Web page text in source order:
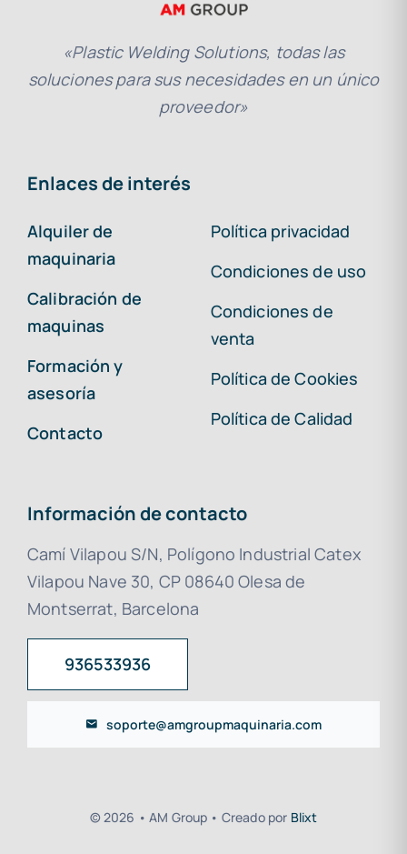
«Plastic Welding Solutions, todas las
soluciones para sus necesidades en un único
proveedor»
Enlaces de interés
Alquiler de
maquinaria
Calibración de
maquinas
Formación y
asesoría
Contacto
Política privacidad
Condiciones de uso
Condiciones de
venta
Política de Cookies
Política de Calidad
Información de contacto
Camí Vilapou S/N, Polígono Industrial Catex
Vilapou Nave 30, CP 08640 Olesa de
Montserrat, Barcelona
936533936
soporte@amgroupmaquinaria.com
© 2026 • AM Group • Creado por Blixt